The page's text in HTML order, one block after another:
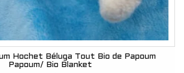
Hochet Béluga Tout Bio de Papoum
Papoum/ Bio Blanket